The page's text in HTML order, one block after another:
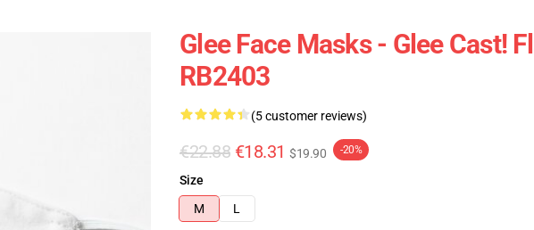
Glee Face Masks - Glee Cast!
RB2403
(5 customer reviews)
€22.88 €18.31 $19.90 -20%
Size
M
L